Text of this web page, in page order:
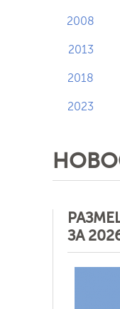
2008
2013
2018
2023
ЗА